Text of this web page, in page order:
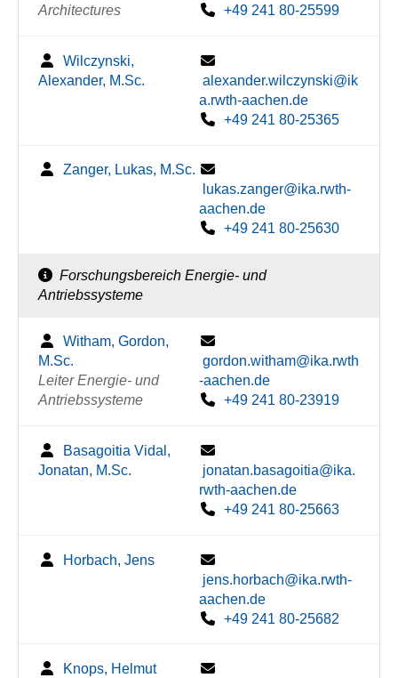
Architectures
+49 241 80-25599
Wilczynski,
Alexander, M.Sc.
alexander.wilczynski@ik
a.rwth-aachen.de
+49 241 80-25365
Zanger, Lukas, M.Sc.
lukas.zanger@ika.rwth-
aachen.de
+49 241 80-25630
Forschungsbereich Energie- und
Antriebssysteme
Witham, Gordon,
M.Sc.
Leiter Energie- und
Antriebssysteme
gordon.witham@ika.rwth
-aachen.de
+49 241 80-23919
Basagoitia Vidal,
Jonatan, M.Sc.
jonatan.basagoitia@ika.
rwth-aachen.de
+49 241 80-25663
Horbach, Jens
jens.horbach@ika.rwth-
aachen.de
+49 241 80-25682
Knops, Helmut